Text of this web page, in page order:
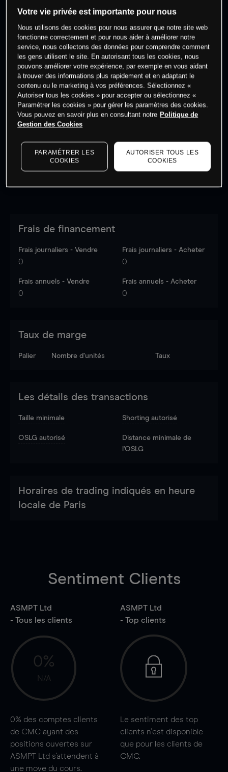
cet actif
Commencez à trader
Les prix sont indicatifs.Connectez-vous pour voir les
dernières données du marché.
Frais de financement
Frais journaliers - Vendre
0
Frais journaliers - Acheter
0
Frais annuels - Vendre
0
Frais annuels - Acheter
0
Taux de marge
Palier Nombre d’unités Taux
Les détails des transactions
Taille minimale Shorting autorisé
OSLG autorisé
Distance minimale de
l'OSLG
Horaires de trading indiqués en heure
locale de Paris
Sentiment Clients
ASMPT Ltd
- Tous les clients
0%
N/A
0% des comptes clients
de CMC ayant des
positions ouvertes sur
ASMPT Ltd s'attendent à
une move du cours.
ASMPT Ltd
- Top clients
Le sentiment des top
clients n'est disponible
que pour les clients de
CMC.
Votre vie privée est importante pour nous
Nous utilisons des cookies pour nous assurer que notre site web
fonctionne correctement et pour nous aider à améliorer notre
service, nous collectons des données pour comprendre comment
les gens utilisent le site. En autorisant tous les cookies, nous
pouvons améliorer votre expérience, par exemple en vous aidant
à trouver des informations plus rapidement et en adaptant le
contenu ou le marketing à vos préférences. Sélectionnez «
Autoriser tous les cookies » pour accepter ou sélectionnez «
Paramétrer les cookies » pour gérer les paramètres des cookies.
Vous pouvez en savoir plus en consultant notre Politique de
Gestion des Cookies
PARAMÉTRER LES
COOKIES
AUTORISER TOUS LES
COOKIES